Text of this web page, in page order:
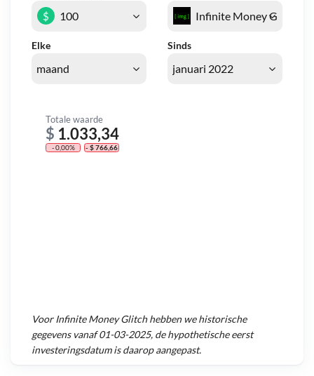
Elke Sinds
$
Totale waarde
$ 1.033,34
- 0,00% - $ 766,66
VoorInfinite Money Glitchhebben we historische
gegevens vanaf01-03-2025, de hypothetische eerst
investeringsdatum is daarop aangepast.